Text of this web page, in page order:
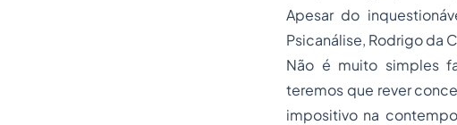
Apesar do
Psicanálise, Rodrigo da
Não é muito simples
teremos que rever
impositivo na